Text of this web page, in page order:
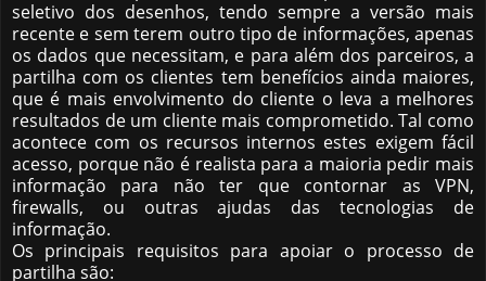
seletivo dos desenhos, tendo sempre a versão mais
recente e sem terem outro tipo de informações, apenas
os dados que necessitam, e para além dos parceiros, a
partilha com os clientes tem benefícios ainda maiores,
que é mais envolvimento do cliente o leva a melhores
resultados de um cliente mais comprometido. Tal como
acontece com os recursos internos estes exigem fácil
acesso, porque não é realista para a maioria pedir mais
informação para não ter que contornar as VPN,
firewalls, ou outras ajudas das tecnologias de
informação.
Os principais requisitos para apoiar o processo de
partilha são: